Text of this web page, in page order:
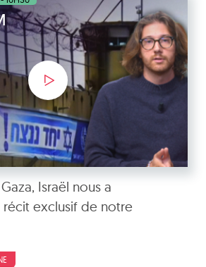
Israël nous a
récit exclusif de notre